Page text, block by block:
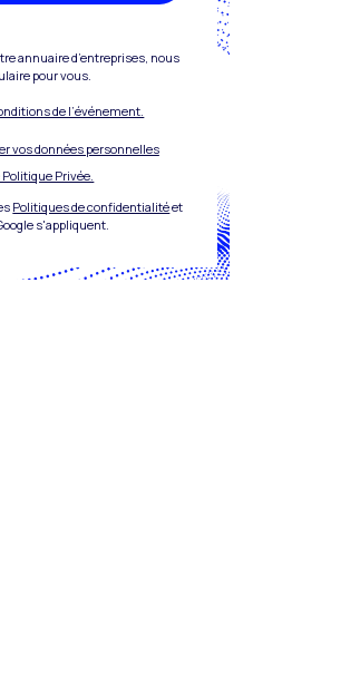
annuaire d’entreprises, nous
pour vous.
de l’événement.
vos données personnelles
Privée.
Politiques de confidentialitéet
s'appliquent.